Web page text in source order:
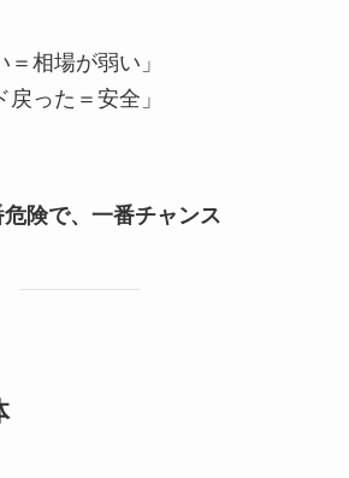
＝相場が弱い」
戻った＝安全」
険で、一番チャンス